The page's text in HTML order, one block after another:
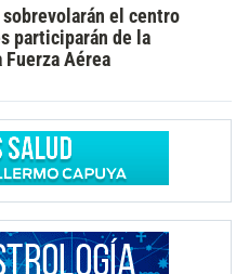
sobrevolarán el centro
participarán de la
Aérea